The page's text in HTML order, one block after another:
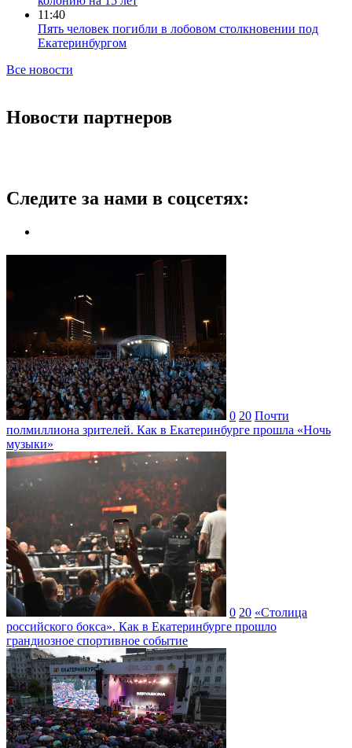
11:40
Пять человек погибли в лобовом столкновении под
Екатеринбургом
Все новости
Новости партнеров
Следите за нами в соцсетях:
0 20 Почти
полмиллиона зрителей. Как в Екатеринбурге прошла «Ночь
музыки»
0 20 «Столица
российского бокса». Как в Екатеринбурге прошло
грандиозное спортивное событие